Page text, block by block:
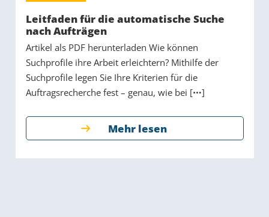
Leitfaden für die automatische Suche
nach Aufträgen
Artikel als PDF herunterladen Wie können
Suchprofile ihre Arbeit erleichtern? Mithilfe der
Suchprofile legen Sie Ihre Kriterien für die
Auftragsrecherche fest – genau, wie bei [
]
Mehr lesen